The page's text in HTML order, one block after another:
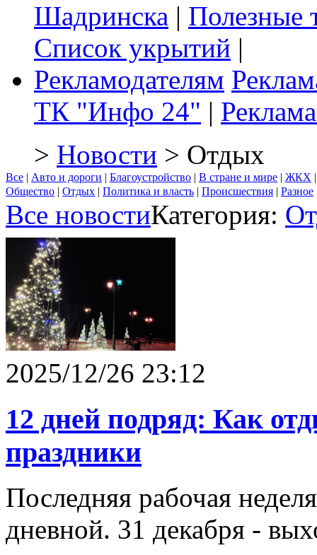
Шадринска | Полезные
Список укрытий |
Рекламодателям
ТК "Инфо 24" |
> Новости > Отдых
Все | Авто и дороги | Благоустройство | В стране и мире | ЖКХ
Общество | Отдых | Политика и власть | Происшествия | Разное
Все новостиКатегория:
2025/12/26 23:12
12 дней подряд: Как
праздники
Последняя рабочая
дневной. 31 декабря -